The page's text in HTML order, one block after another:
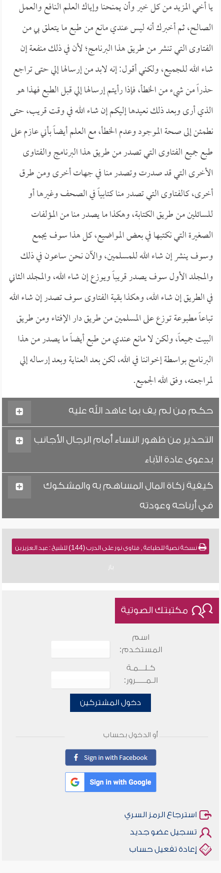
يا أخي المزيد من كل خير وأن يمنحنا وإياك العلم النافع والعمل
الصالح، ثم أخبرك أنه ليس عندي مانع من طبع ما يتعلق بي من
الفتاوى التي تنشر من طريق هذا البرنامج؛ لأن في ذلك منفعة إن
شاء الله للجميع، ولكني أقول: إنه لابد من إرسالها إلي حتى تراجع
حذراً من شيء من الخطأ، فإذا رأيتم إرسالها إلي قبل الطبع فهذا هو
الذي أرى وبعد ذلك نعيدها إليكم إن شاء الله في وقت قريب، حتى
نطمئن إلى صحة الموجود وعدم الخطأ، مع العلم أيضاً بأني عازم على
طبع جميع الفتاوى التي تصدر من طريق هذا البرنامج والفتاوى
الأخرى التي قد صدرت وتصدر منا في جهات أخرى ومن طرق
أخرى، كالفتاوى التي تصدر منا كتابياً في الصحف وغيرها أو
للسائلين من طريق الكتابة، وهكذا ما يصدر منا من المؤلفات
الصغيرة التي نكتبها في بعض المواضيع، كل هذا سوف يجمع
وسوف ينشر إن شاء الله للمسلمين، والآن نحن ساعون في ذلك
والمجلد الأول سوف يصدر قريباً ويوزع إن شاء الله، والمجلد الثاني
في الطريق إن شاء الله، وهكذا بقية الفتاوى سوف تصدر إن شاء الله
تباعاً مطبوعة توزع على المسلمين من طريق دار الإفتاء ومن طريق
البيت جميعاً، ولكن لا مانع عندي من طبع أيضاً ما يصدر من هذا
البرنامج بواسطة إخواننا في الله، لكن بعد العناية وبعد إرساله إلي
لمراجعته، وفق الله الجميع.
حكم من لم يف بما عاهد الله عليه
التحذير من ظهور النساء أمام الرجال الأجانب
بدعوى عادة الآباء
كيفية زكاة المال المساهم به والمشكوك
في أرباحه وعودته
نسخة نصية للطباعة , فتاوى نور على الدرب (144) للشيخ : عبد العزيز بن
باز
مكتبتك الصوتية
اسم
المستخدم:
كـلـــمـة
الـمـــــرور:
دخول المشتركين
أو الدخول بحساب
استرجاع الرمز السري
تسجيل عضو جديد
إعادة تفعيل حساب